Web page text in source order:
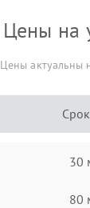
Цены на
Цены актуальны
Срок
30
80